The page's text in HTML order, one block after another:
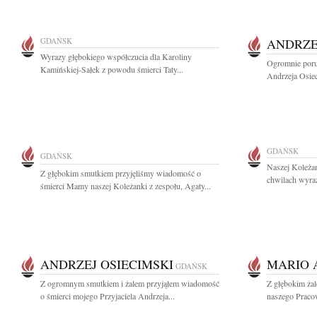
GDAŃSK
Wyrazy głębokiego współczucia dla Karoliny
Kamińskiej-Sałek z powodu śmierci Taty...
Ogromnie
Andrzeja
GDAŃSK
Z głębokim smutkiem przyjęliśmy wiadomość o
śmierci Mamy naszej Koleżanki z zespołu, Agaty...
GDAŃSK
Naszej
chwilach
ANDRZEJ OSIECIMSKI GDAŃSK
Z ogromnym smutkiem i żalem przyjąłem wiadomość
o śmierci mojego Przyjaciela Andrzeja...
MARIO
Z głębokim
naszego